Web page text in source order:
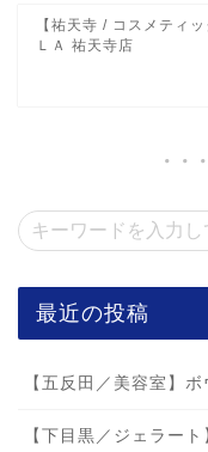
【祐天寺 / コスメティ
ＬＡ 祐天寺店
最近の投稿
【五反田／美容室】
【下目黒／ジェラー